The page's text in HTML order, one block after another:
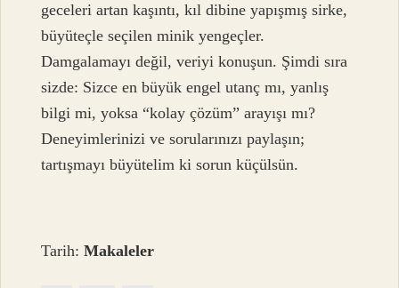
geceleri artan kaşıntı, kıl dibine yapışmış sirke,
büyüteçle seçilen minik yengeçler.
Damgalamayı değil, veriyi konuşun. Şimdi sıra
sizde: Sizce en büyük engel utanç mı, yanlış
bilgi mi, yoksa “kolay çözüm” arayışı mı?
Deneyimlerinizi ve sorularınızı paylaşın;
tartışmayı büyütelim ki sorun küçülsün.
Tarih:Makaleler